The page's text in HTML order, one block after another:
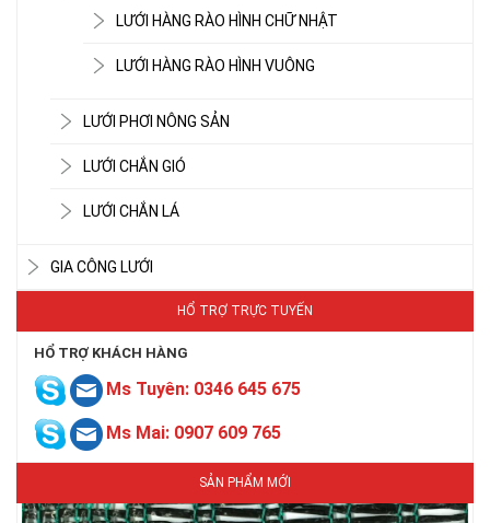
LƯỚI HÀNG RÀO HÌNH CHỮ NHẬT
LƯỚI HÀNG RÀO HÌNH VUÔNG
LƯỚI PHƠI NÔNG SẢN
LƯỚI CHẮN GIÓ
LƯỚI CHẮN LÁ
GIA CÔNG LƯỚI
HỔ TRỢ TRỰC TUYẾN
HỔ TRỢ KHÁCH HÀNG
Ms Tuyên: 0346 645 675
Ms Mai: 0907 609 765
SẢN PHẨM MỚI